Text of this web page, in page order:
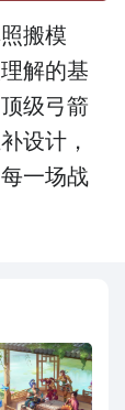
搬模
解的基
级弓箭
设计，
一场战